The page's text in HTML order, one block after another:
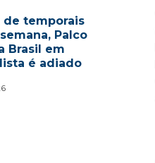
de temporais
Palco
Brasil em
é adiado